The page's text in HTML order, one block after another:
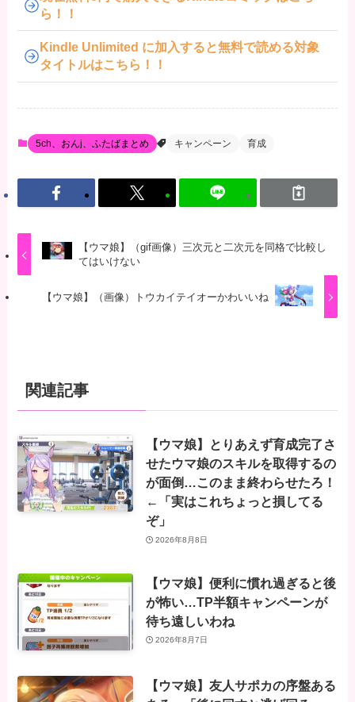
ら！！
Kindle Unlimited に加入すると無料で読める対象
タイトルはこちら！！
5ch、おんj、ふたばまとめ キャンペーン 育成
【ウマ娘】（gif画像）三次元と二次元を同格で比較し
てはいけない
【ウマ娘】（画像）トウカイテイオーかわいいね
関連記事
【ウマ娘】とりあえず育成完了さ
せたウマ娘のスキルを取得するの
が面倒…このまま終わらせたろ！
←「実はこれちょっと損してる
ぞ」
2026年8月8日
【ウマ娘】便利に慣れ過ぎると後
が怖い…TP半額キャンペーンが
待ち遠しいわね
2026年8月7日
【ウマ娘】友人サポカの序盤ある